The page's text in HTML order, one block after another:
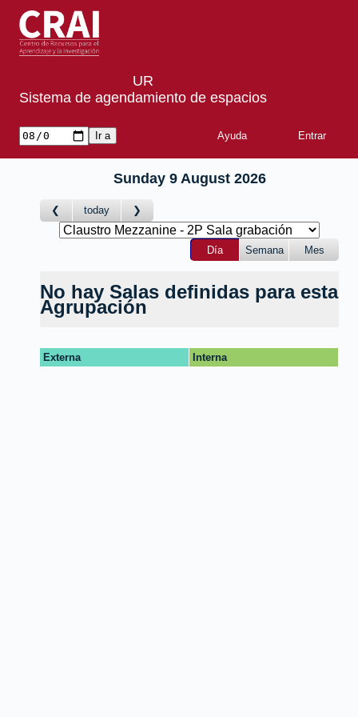
UR
Sistema de agendamiento de espacios
Ayuda
Sunday 9 August 2026
today
Día Semana Mes
No hay Salas definidas para esta
Agrupación
Externa Interna